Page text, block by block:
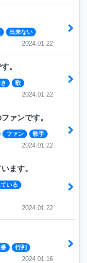
出来ない
2024.01.22
。
歌
2024.01.22
ァンです。
ファン 歌手
2024.01.22
ます。
いる
2024.01.22
行列
2024.01.16